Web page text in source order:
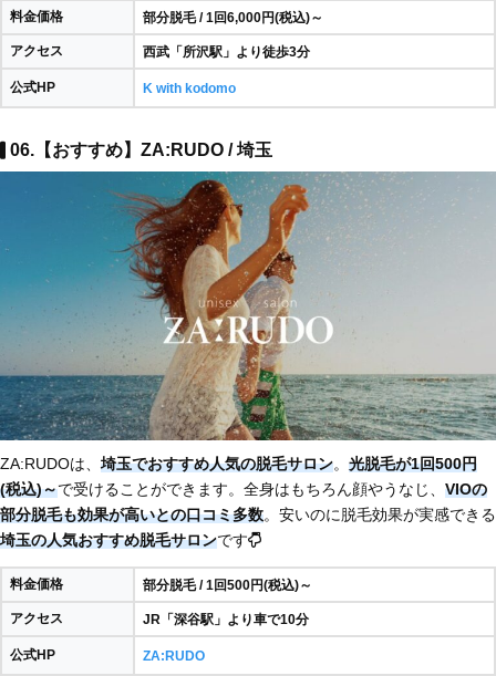
料金価格 部分脱毛 / 1回6,000円(税込)～
アクセス 西武「所沢駅」より徒歩3分
公式HP K with kodomo
06.【おすすめ】ZA:RUDO / 埼玉
ZA:RUDOは、 埼玉でおすすめ人気の脱毛サロン。 光脱毛が1回500円
(税込)～で受けることができます。全身はもちろん顔やうなじ、 VIOの
部分脱毛も効果が高いとの口コミ多数。安いのに脱毛効果が実感できる
埼玉の人気おすすめ脱毛サロンです
料金価格 部分脱毛 / 1回500円(税込)～
アクセス JR「深谷駅」より車で10分
公式HP ZA:RUDO